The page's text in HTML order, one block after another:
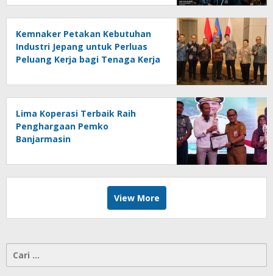
Kemnaker Petakan Kebutuhan
Industri Jepang untuk Perluas
Peluang Kerja bagi Tenaga Kerja
Lima Koperasi Terbaik Raih
Penghargaan Pemko
Banjarmasin
View More
untuk: